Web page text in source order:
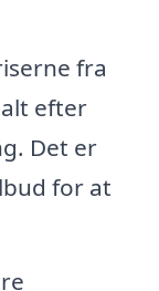
fra
efter
Det er
for at